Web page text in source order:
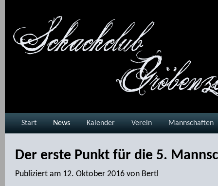
Start News Kalender Verein Mannschaften
Der erste Punkt für die 5.
Publiziert am 12. Oktober 2016 von Bertl